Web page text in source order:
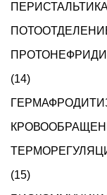
ПЕРИСТАЛЬТИКА
ПРОТОНЕФРИДИЯ
(14)
(15)